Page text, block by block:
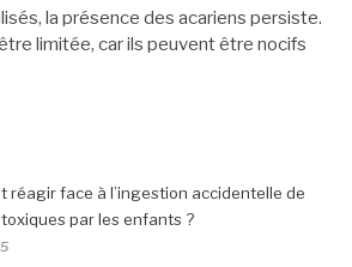
la présence des acariens persiste.
limitée, car ils peuvent être nocifs
réagir face à l’ingestion accidentelle de
par les enfants ?